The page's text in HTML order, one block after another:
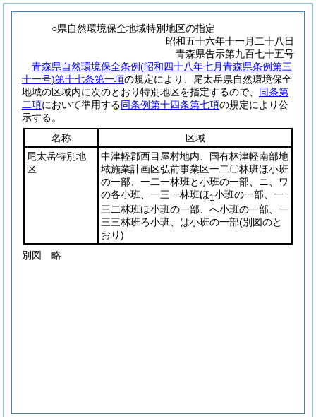
○県自然環境保全地域特別地区の指定
昭和五十六年十一月二十八日
青森県告示第九百七十五号
青森県自然環境保全条例(昭和四十八年七月青森県条例第三
十一号)第十七条第一項の規定により、尾太岳県自然環境保全
地域の区域内に次のとおり特別地区を指定するので、 同条第
二項において準用する同条例第十四条第七項の規定により公
示する。
名称
区域
尾太岳特別地
区
中津軽郡西目屋村地内、国有林津軽南部地
域施業計画区弘前事業区一二〇林班ほ小班
の一部、一二一林班と小班の一部、ニ、ワ
の各小班、一三一林班ほ1 小班の一部、一
三二林班ほ小班の一部、へ小班の一部、一
三三林班ろ小班、は小班の一部(別図のと
おり)
別図
略